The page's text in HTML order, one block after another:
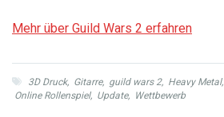
Mehr über Guild Wars 2 erfahren
3D Druck, Gitarre, guild wars 2, Heavy Metal,
Online Rollenspiel, Update, Wettbewerb